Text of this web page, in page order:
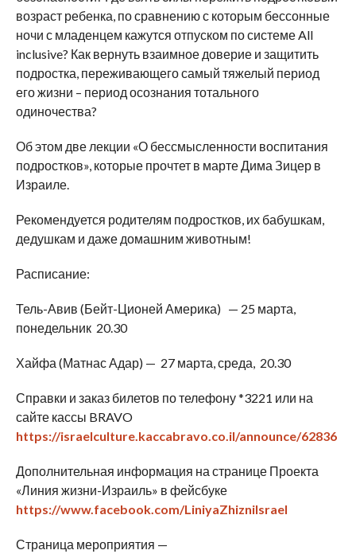
возраст ребенка, по сравнению с которым бессонные
ночи с младенцем кажутся отпуском по системе All
inclusive? Как вернуть взаимное доверие и защитить
подростка, переживающего самый тяжелый период
его жизни – период осознания тотального
одиночества?
Об этом две лекции «О бессмысленности воспитания
подростков», которые прочтет в марте Дима Зицер в
Израиле.
Рекомендуется родителям подростков, их бабушкам,
дедушкам и даже домашним животным!
Расписание:
Тель-Авив (Бейт-Ционей Америка) — 25 марта,
понедельник 20.30
Хайфа (Матнас Адар) — 27 марта, среда, 20.30
Справки и заказ билетов по телефону *3221 или на
сайте кассы BRAVO
https://israelculture.kaccabravo.co.il/announce/62836
Дополнительная информация на странице Проекта
«Линия жизни-Израиль» в фейсбуке
https://www.facebook.com/LiniyaZhizniIsrael
Страница мероприятия —